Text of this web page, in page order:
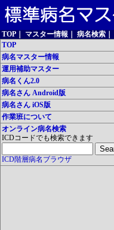
TOP マスター情報 病名検索
TOP
病名マスター情報
運用補助マスター
病名くん2.0
病名さん Android版
病名さん iOS版
作業班について
オンライン病名検索
ICDコードでも検索できます
ICD階層病名ブラウザ